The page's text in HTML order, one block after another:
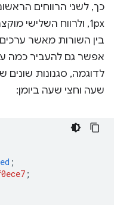
כך, לשני הרווחים
בין השורות מאשר
אפשר גם להעביר כמה
לדוגמה, סגנונות שונים
שעה וחצי שעה ביומן:
;
;